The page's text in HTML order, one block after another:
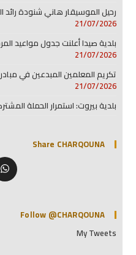
رحيل الموسيقار هاني شنودة
21/07/2026
بلدية صيدا أعلنت جدول مواعيد
21/07/2026
تكريم المعلمين المبدعين في
21/07/2026
بلدية بيروت: استمرار الحملة
Share CHARQOUNA
Follow @CHARQOUNA
My Tweets